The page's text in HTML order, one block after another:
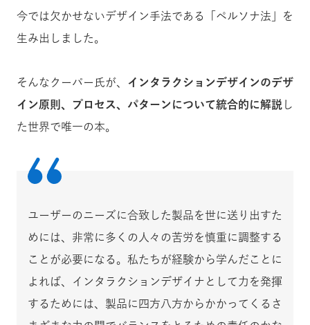
今では欠かせないデザイン手法である「ペルソナ法」を
生み出しました。
そんなクーパー氏が、 インタラクションデザインのデザ
イン原則、プロセス、パターンについて統合的に解説 し
た世界で唯一の本。
ユーザーのニーズに合致した製品を世に送り出すた
めには、非常に多くの人々の苦労を慎重に調整する
ことが必要になる。私たちが経験から学んだことに
よれば、インタラクションデザイナとして力を発揮
するためには、製品に四方八方からかかってくるさ